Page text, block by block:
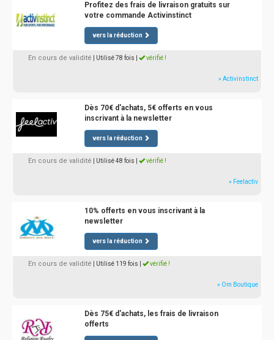
Profitez des frais de livraison gratuits sur
votre commande Activinstinct
vers la réduction
En cours de validité | Utilisé 78 fois vérifié !
» Activinstinct
Dès 70€ d'achats, 5€ offerts en vous
inscrivant à la newsletter
vers la réduction
En cours de validité | Utilisé 48 fois vérifié !
» Feelactiv
10% offerts en vous inscrivant à la
newsletter
vers la réduction
En cours de validité | Utilisé 119 fois vérifié !
» Om Boutique
Dès 75€ d'achats, les frais de livraison
offerts